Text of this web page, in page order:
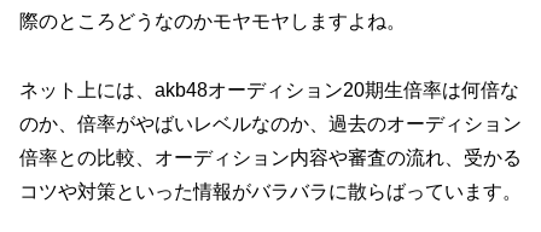
際のところどうなのかモヤモヤしますよね。
ネット上には、akb48オーディション20期生倍率は何倍な
のか、倍率がやばいレベルなのか、過去のオーディション
倍率との比較、オーディション内容や審査の流れ、受かる
コツや対策といった情報がバラバラに散らばっています。